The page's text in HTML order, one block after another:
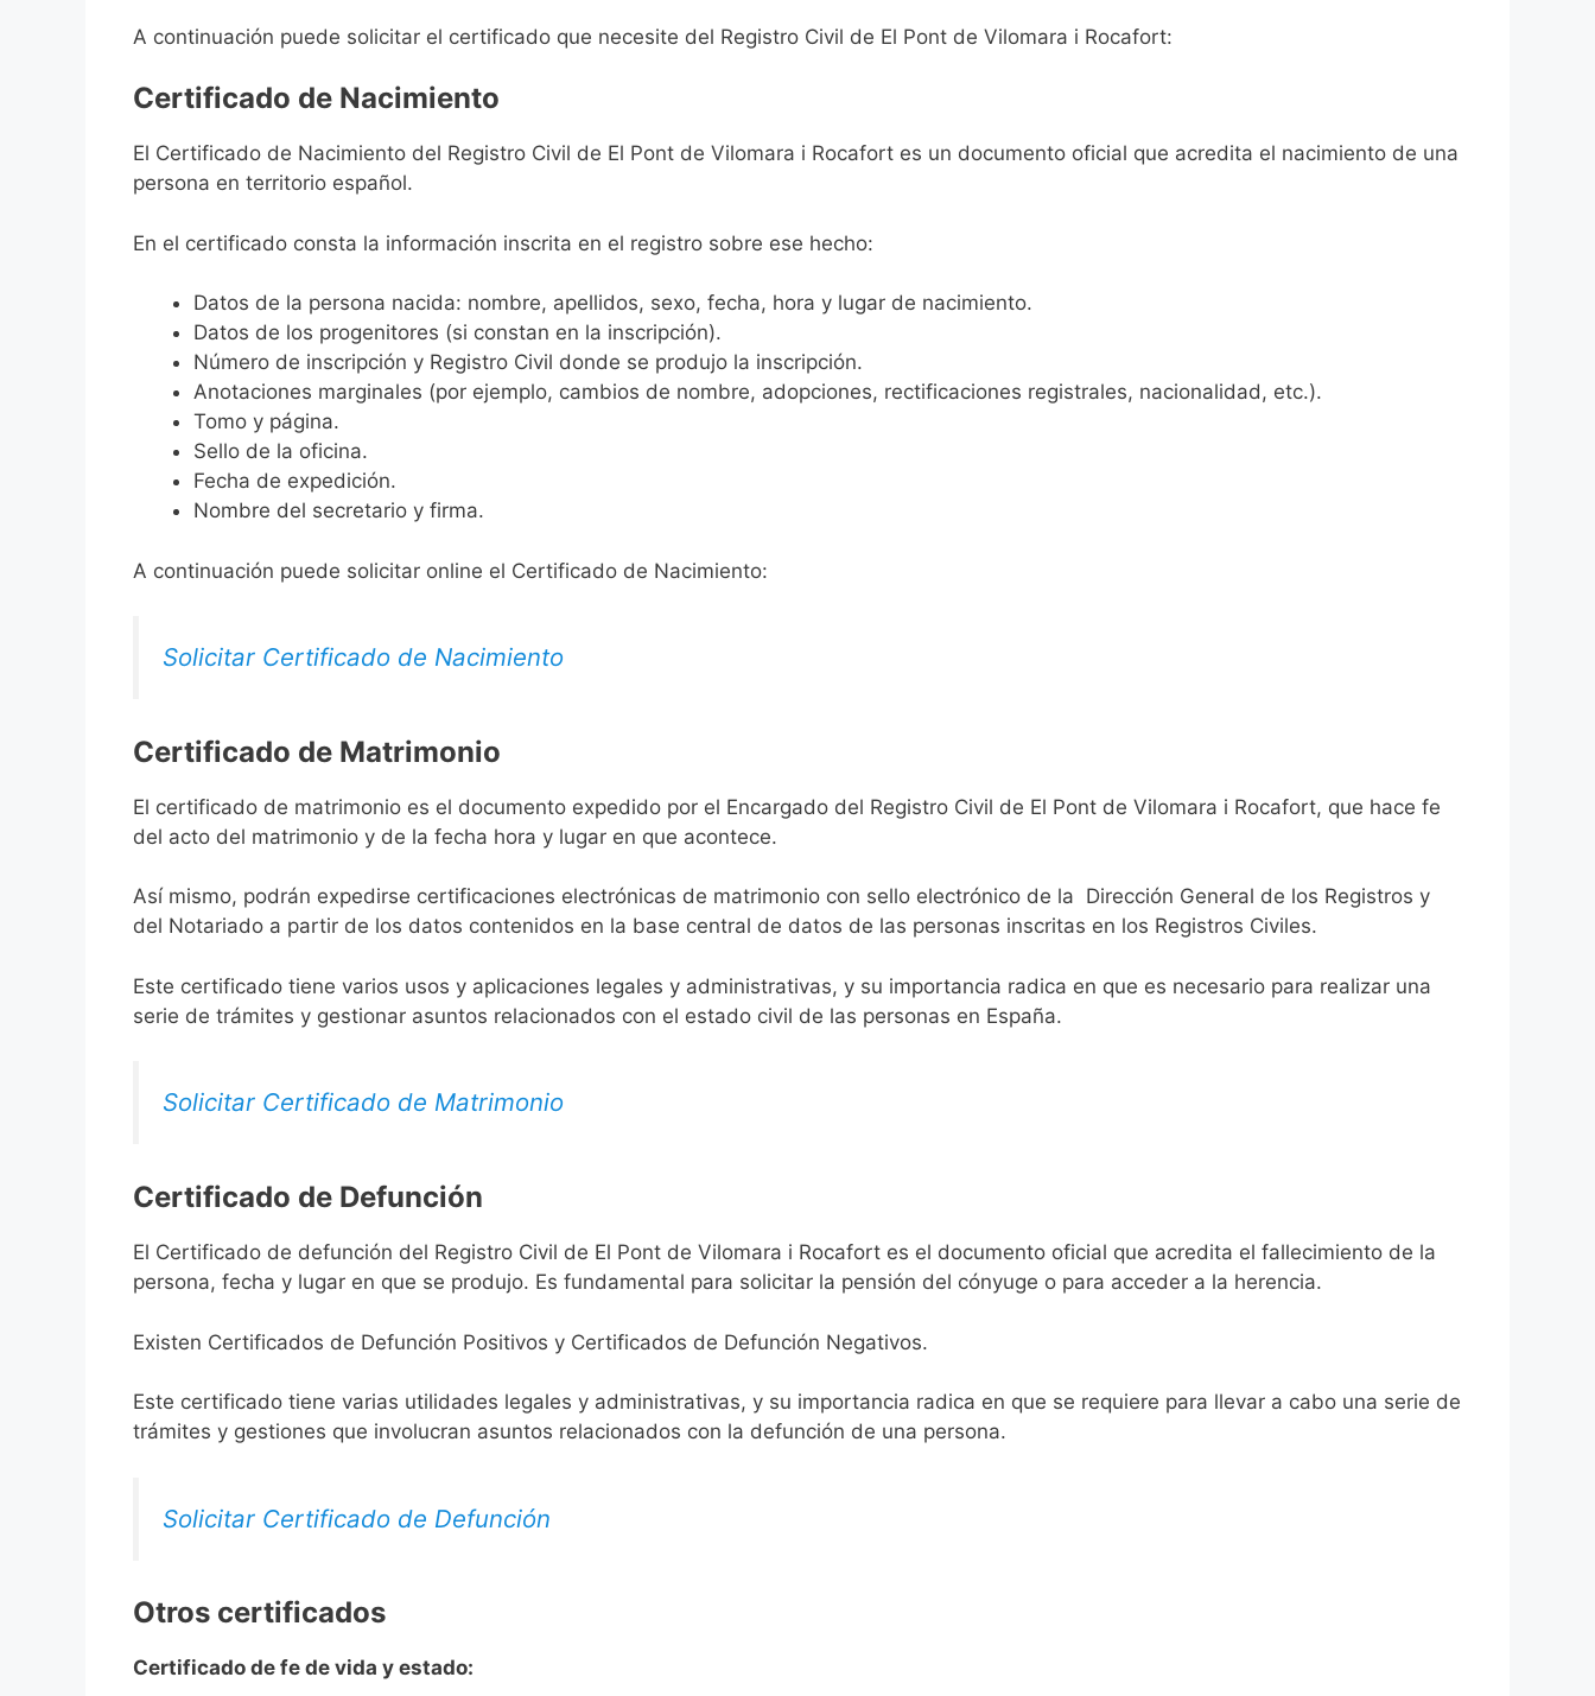
A continuación puede solicitar el certificado que necesite del Registro Civil de El Pont de Vilomara i Rocafort:
Certificado de Nacimiento
El Certificado de Nacimiento del Registro Civil de El Pont de Vilomara i Rocafort es un documento oficial que acredita el nacimiento de una
persona en territorio español.
En el certificado consta la información inscrita en el registro sobre ese hecho:
Datos de la persona nacida: nombre, apellidos, sexo, fecha, hora y lugar de nacimiento.
Datos de los progenitores (si constan en la inscripción).
Número de inscripción y Registro Civil donde se produjo la inscripción.
Anotaciones marginales (por ejemplo, cambios de nombre, adopciones, rectificaciones registrales, nacionalidad, etc.).
Tomo y página.
Sello de la oficina.
Fecha de expedición.
Nombre del secretario y firma.
A continuación puede solicitar online el Certificado de Nacimiento:
Solicitar Certificado de Nacimiento
Certificado de Matrimonio
El certificado de matrimonio es el documento expedido por el Encargado del Registro Civil de El Pont de Vilomara i Rocafort, que hace fe
del acto del matrimonio y de la fecha hora y lugar en que acontece.
Así mismo, podrán expedirse certificaciones electrónicas de matrimonio con sello electrónico de la Dirección General de los Registros y
del Notariado a partir de los datos contenidos en la base central de datos de las personas inscritas en los Registros Civiles.
Este certificado tiene varios usos y aplicaciones legales y administrativas, y su importancia radica en que es necesario para realizar una
serie de trámites y gestionar asuntos relacionados con el estado civil de las personas en España.
Solicitar Certificado de Matrimonio
Certificado de Defunción
El Certificado de defunción del Registro Civil de El Pont de Vilomara i Rocafort es el documento oficial que acredita el fallecimiento de la
persona, fecha y lugar en que se produjo. Es fundamental para solicitar la pensión del cónyuge o para acceder a la herencia.
Existen Certificados de Defunción Positivos y Certificados de Defunción Negativos.
Este certificado tiene varias utilidades legales y administrativas, y su importancia radica en que se requiere para llevar a cabo una serie de
trámites y gestiones que involucran asuntos relacionados con la defunción de una persona.
Solicitar Certificado de Defunción
Otros certificados
Certificado de fe de vida y estado: